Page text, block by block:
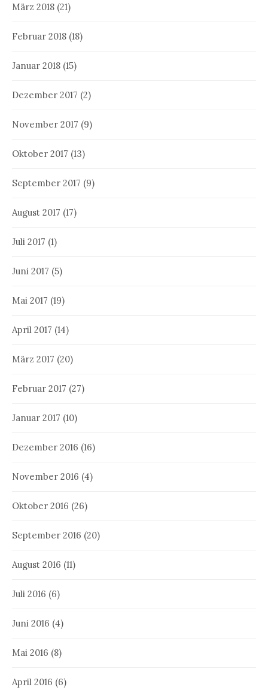
März 2018 (21)
Februar 2018 (18)
Januar 2018 (15)
Dezember 2017 (2)
November 2017 (9)
Oktober 2017 (13)
September 2017 (9)
August 2017 (17)
Juli 2017 (1)
Juni 2017 (5)
Mai 2017 (19)
April 2017 (14)
März 2017 (20)
Februar 2017 (27)
Januar 2017 (10)
Dezember 2016 (16)
November 2016 (4)
Oktober 2016 (26)
September 2016 (20)
August 2016 (11)
Juli 2016 (6)
Juni 2016 (4)
Mai 2016 (8)
April 2016 (6)